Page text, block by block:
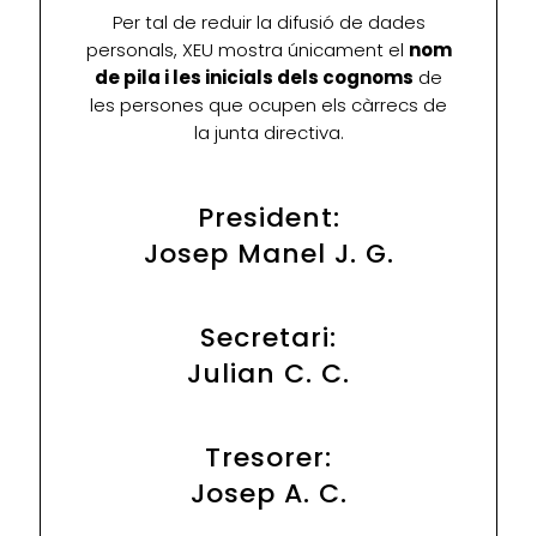
Per tal de reduir la difusió de dades
personals, XEU mostra únicament el nom
de pila i les inicials dels cognoms de
les persones que ocupen els càrrecs de
la junta directiva.
President:
Josep Manel J. G.
Secretari:
Julian C. C.
Tresorer:
Josep A. C.